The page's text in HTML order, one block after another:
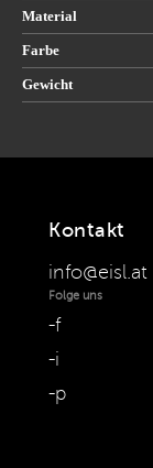
Material
Farbe
Gewicht
Kontakt
info@eisl.at
Folge uns
f
i
p